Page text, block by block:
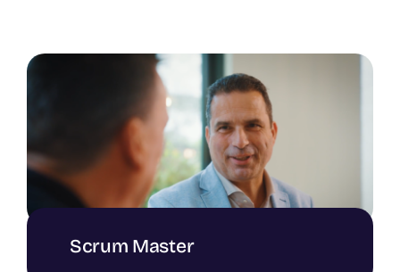
Scrum Master